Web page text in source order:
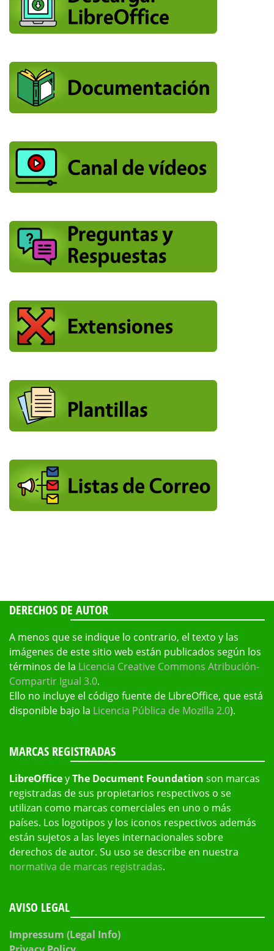
DERECHOS DE AUTOR
A menos que se indique lo contrario, el texto y las
imágenes de este sitio web están publicados según los
términos de la Licencia Creative Commons Atribución-
Compartir Igual 3.0.
Ello no incluye el código fuente de LibreOffice, que está
disponible bajo la Licencia Pública de Mozilla 2.0).
MARCAS REGISTRADAS
LibreOfficeyThe Document Foundation son marcas
registradas de sus propietarios respectivos o se
utilizan como marcas comerciales en uno o más
países. Los logotipos y los iconos respectivos además
están sujetos a las leyes internacionales sobre
derechos de autor. Su uso se describe en nuestra
normativa de marcas registradas.
AVISO LEGAL
Impressum (Legal Info)